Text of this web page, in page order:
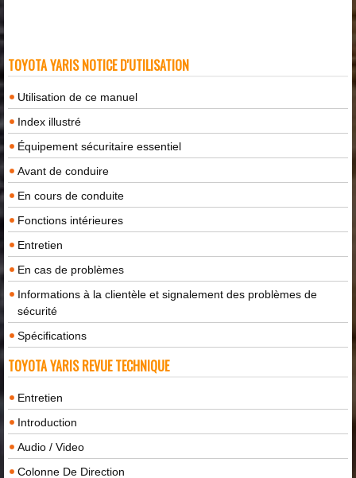
TOYOTA YARIS NOTICE D'UTILISATION
Utilisation de ce manuel
Index illustré
Équipement sécuritaire essentiel
Avant de conduire
En cours de conduite
Fonctions intérieures
Entretien
En cas de problèmes
Informations à la clientèle et signalement des problèmes de
sécurité
Spécifications
TOYOTA YARIS REVUE TECHNIQUE
Entretien
Introduction
Audio / Video
Colonne De Direction